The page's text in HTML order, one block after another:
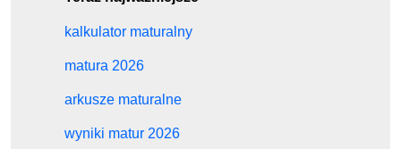
kalkulator maturalny
matura 2026
arkusze maturalne
wyniki matur 2026